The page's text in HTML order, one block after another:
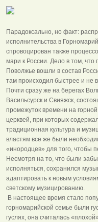
Парадоксально, но факт:
исполнительства в
спровоцирован также
мари к России. Дело в том,
Поволжье вошли в состав
там происходил быстрее и не
Почти сразу же на берегах
Васильсурск и Свияжск,
промежуток времени на
церквей, при которых
традиционная культура и
властям все же были
«инородцев» для того, чтобы
Несмотря на то, что были
исполняться, сохранился
адаптировать к новым
светскому музицированию.
В настоящее время стало
горномарийской семье были
гуслях, она считалась